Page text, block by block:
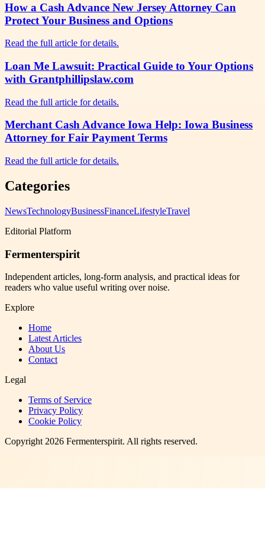
How a Cash Advance New Jersey Attorney Can
Protect Your Business and Options
Read the full article for details.
Loan Me Lawsuit: Practical Guide to Your Options
with Grantphillipslaw.com
Read the full article for details.
Merchant Cash Advance Iowa Help: Iowa Business
Attorney for Fair Payment Terms
Read the full article for details.
Categories
NewsTechnologyBusinessFinanceLifestyleTravel
Editorial Platform
Fermenterspirit
Independent articles, long-form analysis, and practical ideas for
readers who value useful writing over noise.
Explore
Home
Latest Articles
About Us
Contact
Legal
Terms of Service
Privacy Policy
Cookie Policy
Copyright2026 Fermenterspirit. All rights reserved.